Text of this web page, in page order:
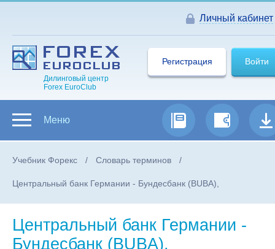
Личный кабинет
Дилинговый центр
Forex EuroClub
Войти
Регистрация
Меню
Учебник Форекс Словарь терминов
Центральный банк Германии - Бундесбанк (BUBA),
Центральный банк Германии -
Бундесбанк (BUBA),